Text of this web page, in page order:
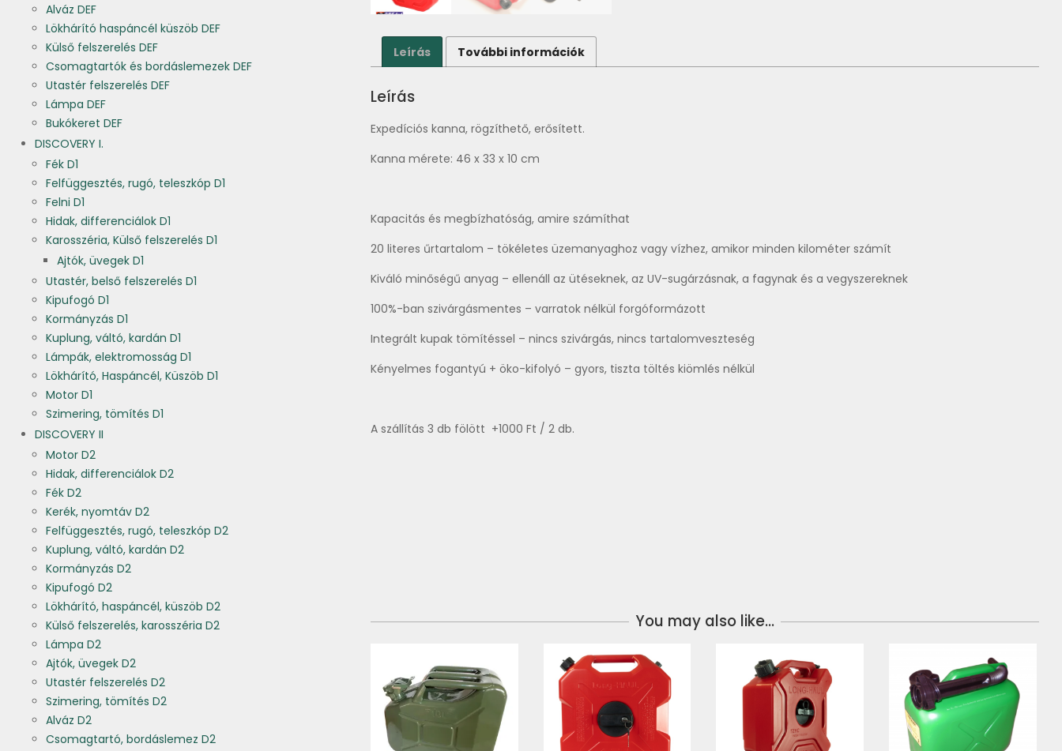
Leírás További információk
Leírás
Expedíciós kanna, rögzíthető, erősített.
Kanna mérete: 46 x 33 x 10 cm
Kapacitás és megbízhatóság, amire számíthat
20 literes űrtartalom – tökéletes üzemanyaghoz vagy vízhez, amikor minden kilométer számít
Kiváló minőségű anyag – ellenáll az ütéseknek, az UV-sugárzásnak, a fagynak és a vegyszereknek
100%-ban szivárgásmentes – varratok nélkül forgóformázott
Integrált kupak tömítéssel – nincs szivárgás, nincs tartalomveszteség
Kényelmes fogantyú + öko-kifolyó – gyors, tiszta töltés kiömlés nélkül
A szállítás 3 db fölött +1000 Ft / 2 db.
You may also like…
Alváz DEF
Lökhárító haspáncél küszöb DEF
Külső felszerelés DEF
Csomagtartók és bordáslemezek DEF
Utastér felszerelés DEF
Lámpa DEF
Bukókeret DEF
DISCOVERY I.
Fék D1
Felfüggesztés, rugó, teleszkóp D1
Felni D1
Hidak, differenciálok D1
Karosszéria, Külső felszerelés D1
Ajtók, üvegek D1
Utastér, belső felszerelés D1
Kipufogó D1
Kormányzás D1
Kuplung, váltó, kardán D1
Lámpák, elektromosság D1
Lökhárító, Haspáncél, Küszöb D1
Motor D1
Szimering, tömítés D1
DISCOVERY II
Motor D2
Hidak, differenciálok D2
Fék D2
Kerék, nyomtáv D2
Felfüggesztés, rugó, teleszkóp D2
Kuplung, váltó, kardán D2
Kormányzás D2
Kipufogó D2
Lökhárító, haspáncél, küszöb D2
Külső felszerelés, karosszéria D2
Lámpa D2
Ajtók, üvegek D2
Utastér felszerelés D2
Szimering, tömítés D2
Alváz D2
Csomagtartó, bordáslemez D2